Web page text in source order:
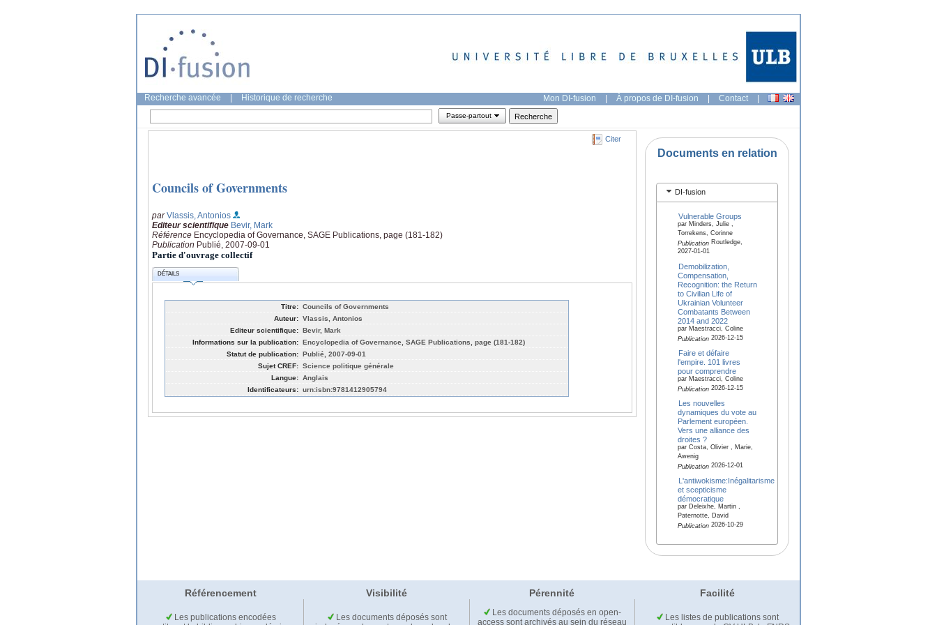
Recherche avancée Historique de recherche Mon DI-fusion | À propos de DI-fusion | Contact |
Passe-partout
Citer
Councils of Governments
parVlassis, Antonios
Editeur scientifique Bevir, Mark
Référence Encyclopedia of Governance, SAGE Publications, page (181-182)
Publication Publié, 2007-09-01
Partie d'ouvrage collectif
DÉTAILS
Titre: Councils of Governments
Auteur: Vlassis, Antonios
Editeur scientifique: Bevir, Mark
Informations sur la publication: Encyclopedia of Governance, SAGE Publications, page (181-182)
Statut de publication: Publié, 2007-09-01
Sujet CREF: Science politique générale
Langue: Anglais
Identificateurs: urn:isbn:9781412905794
Documents en relation
DI-fusion
Vulnerable Groups
par Minders, Julie ,
Torrekens, Corinne
PublicationRoutledge,
2027-01-01
Demobilization,
Compensation,
Recognition: the Return
to Civilian Life of
Ukrainian Volunteer
Combatants Between
2014 and 2022
par Maestracci, Coline
Publication2026-12-15
Faire et défaire
l'empire. 101 livres
pour comprendre
par Maestracci, Coline
Publication2026-12-15
Les nouvelles
dynamiques du vote au
Parlement européen.
Vers une alliance des
droites ?
par Costa, Olivier , Marie,
Awenig
Publication2026-12-01
L'antiwokisme:Inégalitarisme
et scepticisme
démocratique
par Deleixhe, Martin ,
Paternotte, David
Publication2026-10-29
Référencement Visibilité Pérennité Facilité
Les publications encodées
Les documents déposés sont
Les documents déposés en open-
access sont archivés au sein du réseau
Les listes de publications sont